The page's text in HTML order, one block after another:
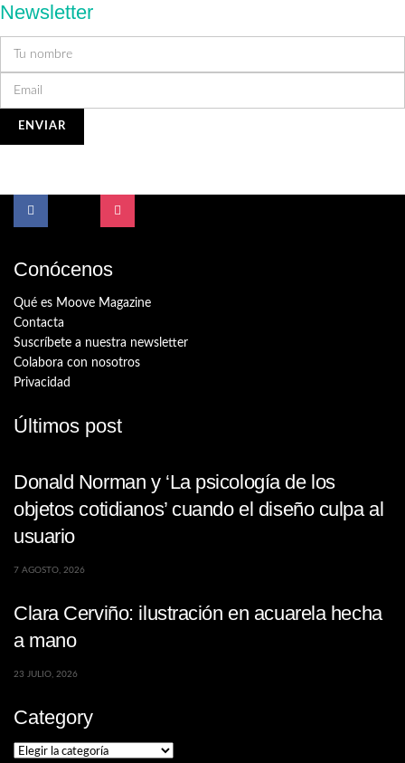
Newsletter
Conócenos
Qué es Moove Magazine
Contacta
Suscríbete a nuestra newsletter
Colabora con nosotros
Privacidad
Últimos post
Donald Norman y ‘La psicología de los
objetos cotidianos’ cuando el diseño culpa al
usuario
7 AGOSTO, 2026
Clara Cerviño: ilustración en acuarela hecha
a mano
23 JULIO, 2026
Category
Category